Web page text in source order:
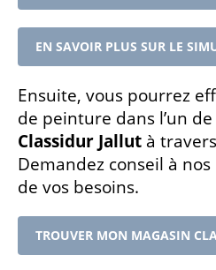
EN SAVOIR PLUS SUR LE
Ensuite, vous pourrez
de peinture dans l’un de
Classidur Jallut à
Demandez conseil à
de vos besoins.
TROUVER MON MAGASIN